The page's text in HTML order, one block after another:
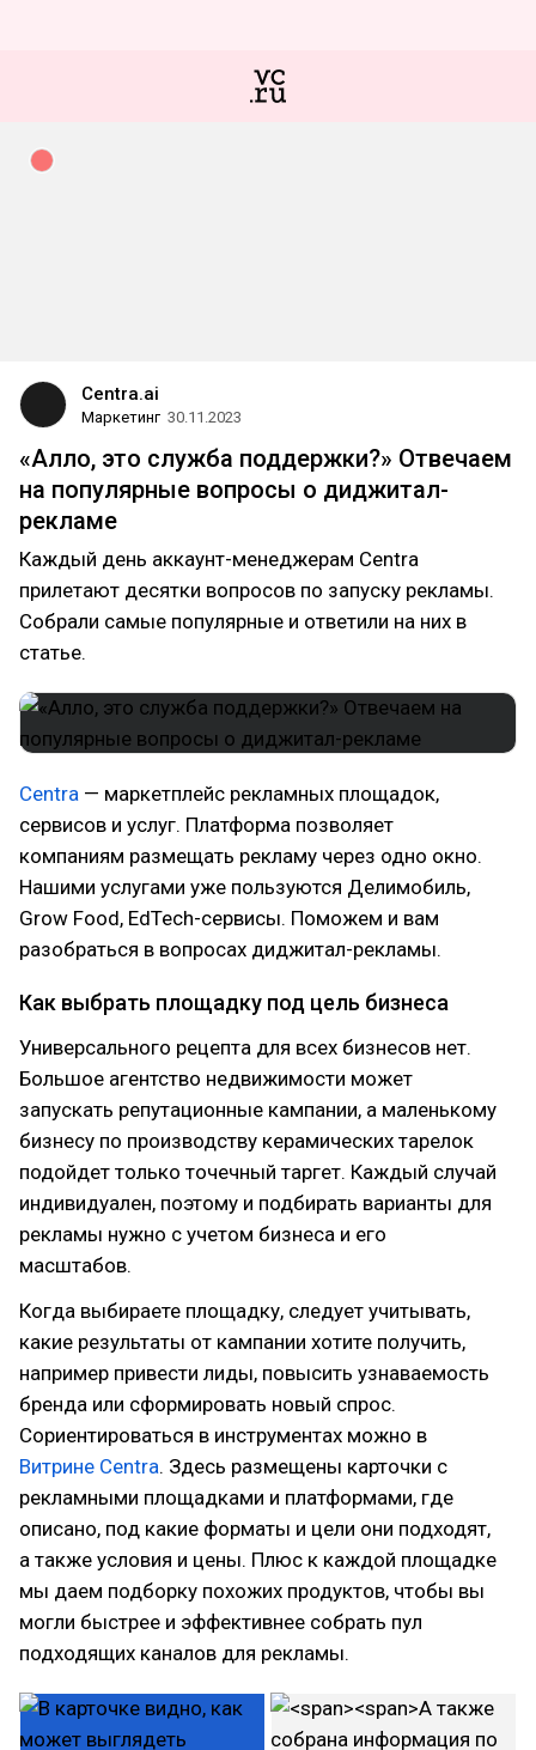
Centra.ai
Маркетинг 30.11.2023
«Алло, это служба поддержки?» Отвечаем
на популярные вопросы о диджитал-
рекламе
Каждый день аккаунт-менеджерам Centra
прилетают десятки вопросов по запуску рекламы.
Собрали самые популярные и ответили на них в
статье.
Centra — маркетплейс рекламных площадок,
сервисов и услуг. Платформа позволяет
компаниям размещать рекламу через одно окно.
Нашими услугами уже пользуются Делимобиль,
Grow Food, EdTech-сервисы. Поможем и вам
разобраться в вопросах диджитал-рекламы.
Как выбрать площадку под цель бизнеса
Универсального рецепта для всех бизнесов нет.
Большое агентство недвижимости может
запускать репутационные кампании, а маленькому
бизнесу по производству керамических тарелок
подойдет только точечный таргет. Каждый случай
индивидуален, поэтому и подбирать варианты для
рекламы нужно с учетом бизнеса и его
масштабов.
Когда выбираете площадку, следует учитывать,
какие результаты от кампании хотите получить,
например привести лиды, повысить узнаваемость
бренда или сформировать новый спрос.
Сориентироваться в инструментах можно в
Витрине Centra. Здесь размещены карточки с
рекламными площадками и платформами, где
описано, под какие форматы и цели они подходят,
а также условия и цены. Плюс к каждой площадке
мы даем подборку похожих продуктов, чтобы вы
могли быстрее и эффективнее собрать пул
подходящих каналов для рекламы.